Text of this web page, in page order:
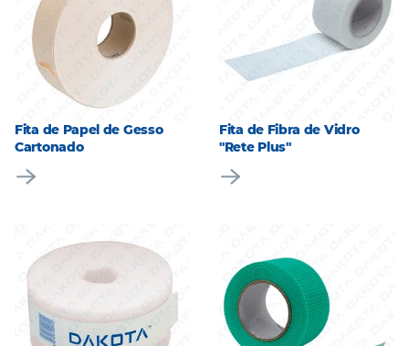
Fita de Papel de Gesso
Cartonado
Fita de Fibra de Vidro
"Rete Plus"